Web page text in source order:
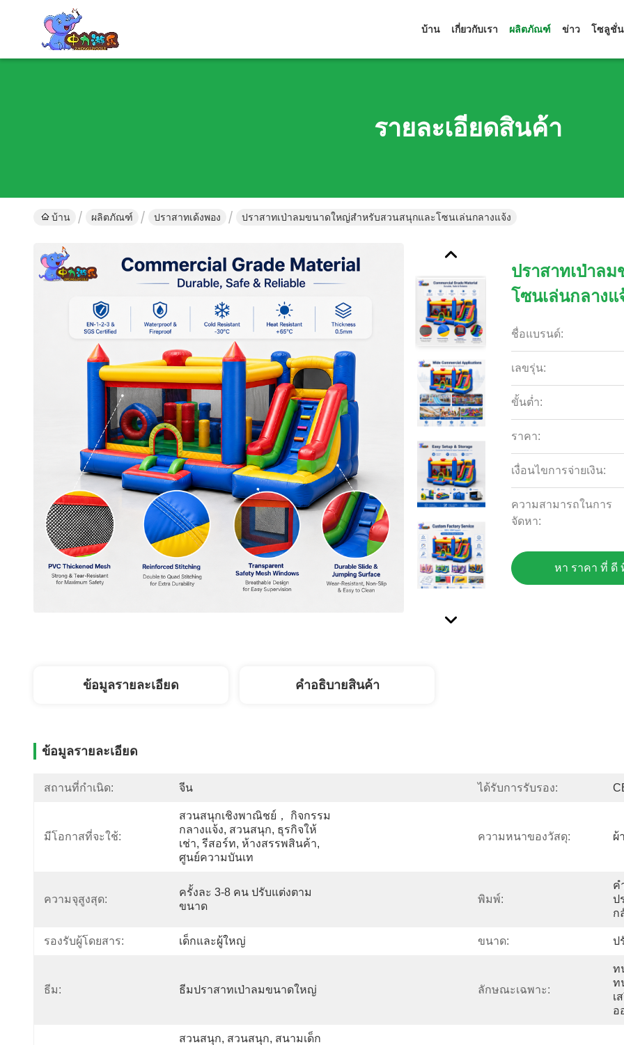
บ้าน เกี่ยวกับเรา ผลิตภัณฑ์ ข่าว โซลูชั่น
รายละเอียดสินค้า
บ้าน ผลิตภัณฑ์ ปราสาทเด้งพอง ปราสาทเป่าลมขนาดใหญ่สำหรับสวนสนุกและโซนเล่นกลางแจ้ง
ปราสาทเป่าล
โซนเล่นกลางแ
ชื่อแบรนด์:
เลขรุ่น:
ขั้นต่ำ:
ราคา:
เงื่อนไขการจ่ายเงิน:
ความสามารถในการ
จัดหา:
หา ราคา ที่ ดี
ข้อมูลรายละเอียด คําอธิบายสินค้า
ข้อมูลรายละเอียด
สถานที่กำเนิด: จีน ได้รับการรับรอง:
มีโอกาสที่จะใช้:
สวนสนุกเชิงพาณิชย์， กิจกรรม
กลางแจ้ง, สวนสนุก, ธุรกิจให้
เช่า, รีสอร์ท, ห้างสรรพสินค้า,
ศูนย์ความบันเท
ความหนาของวัสดุ: ผ้
ความจุสูงสุด:
ครั้งละ 3-8 คน ปรับแต่งตาม
ขนาด
พิมพ์:
ค
ป
ก
รองรับผู้โดยสาร: เด็กและผู้ใหญ่ ขนาด: ป
ธีม: ธีมปราสาทเป่าลมขนาดใหญ่ ลักษณะเฉพาะ:
ท
ท
เ
อ
สวนสนุก, สวนสนุก, สนามเด็ก